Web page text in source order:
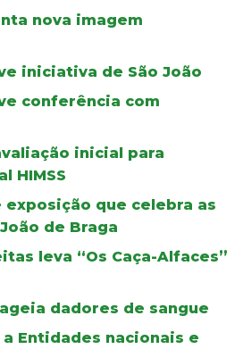
nova imagem
iniciativa de São João
conferência com
inicial para
HIMSS
exposição que celebra as
de Braga
leva “Os Caça-Alfaces”
dadores de sangue
a Entidades nacionais e